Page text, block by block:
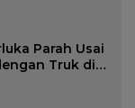
Parah Usai
Truk di